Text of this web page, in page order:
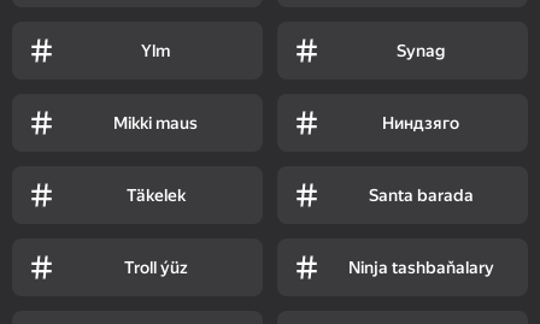
Ylm Synag
Mikki maus Ниндзяго
Täkelek Santa barada
Troll ýüz Ninja tashbaňalary